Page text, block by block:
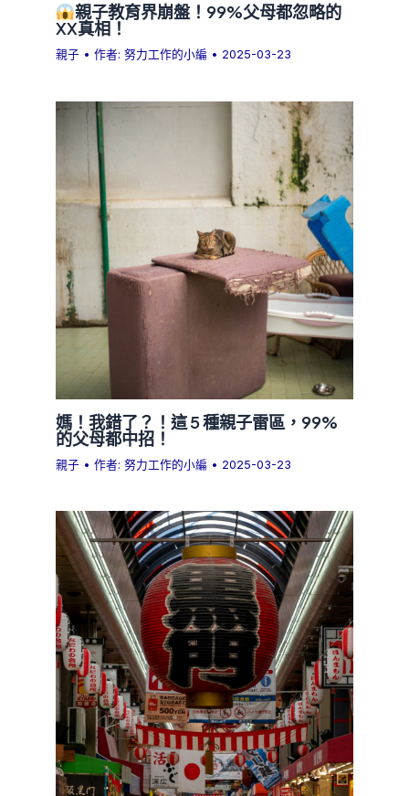
親子教育界崩盤！99%父母都忽略的
XX真相！
親子 • 作者:努力工作的小編 • 2025-03-23
媽！我錯了？！這 5 種親子雷區，99%
的父母都中招！
親子 • 作者:努力工作的小編 • 2025-03-23